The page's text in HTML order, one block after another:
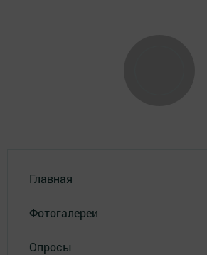
Главная
Фотогалереи
Опросы